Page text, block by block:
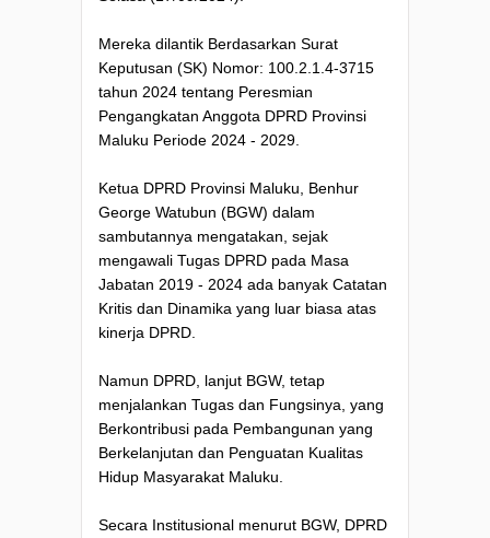
Mereka dilantik Berdasarkan Surat
Keputusan (SK) Nomor: 100.2.1.4-3715
tahun 2024 tentang Peresmian
Pengangkatan Anggota DPRD Provinsi
Maluku Periode 2024 - 2029.
Ketua DPRD Provinsi Maluku, Benhur
George Watubun (BGW) dalam
sambutannya mengatakan, sejak
mengawali Tugas DPRD pada Masa
Jabatan 2019 - 2024 ada banyak Catatan
Kritis dan Dinamika yang luar biasa atas
kinerja DPRD.
Namun DPRD, lanjut BGW, tetap
menjalankan Tugas dan Fungsinya, yang
Berkontribusi pada Pembangunan yang
Berkelanjutan dan Penguatan Kualitas
Hidup Masyarakat Maluku.
Secara Institusional menurut BGW, DPRD